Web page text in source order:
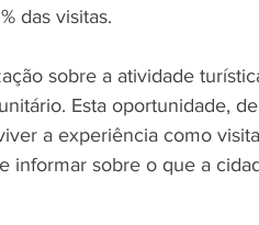
das visitas.
sobre a atividade
Esta oportunidade,
a experiência como
informar sobre o que a